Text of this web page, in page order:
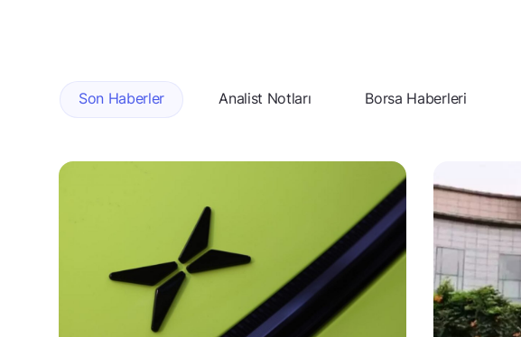
Son Haberler Analist Notları Borsa Haberleri